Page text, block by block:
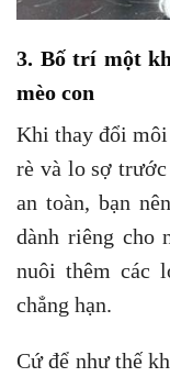
3. Bố trí một
mèo con
Khi thay đổi
rè và lo sợ
an toàn, bạn
dành riêng cho
nuôi thêm các
chẳng hạn.
Cứ để như thế